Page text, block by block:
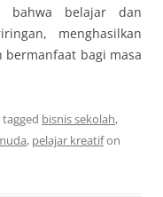
bahwa belajar dan
menghasilkan
bermanfaat bagi masa
bisnis sekolah,
, pelajar kreatifon